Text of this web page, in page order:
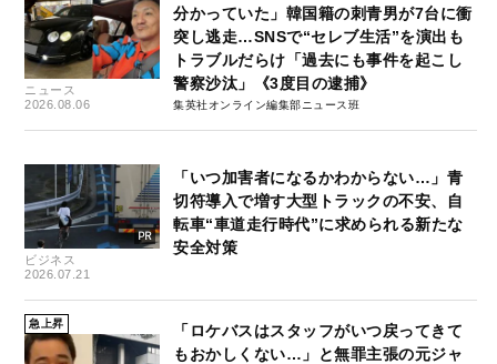
ニュース
2026.08.06
分かっていた」韓国籍の刺青男が7台に衝
突し逃走…SNSで“セレブ生活”を演出も
トラブルだらけ「過去にも事件を起こし
警察沙汰」《3度目の逮捕》
集英社オンライン編集部ニュース班
ビジネス
2026.07.21
「いつ加害者になるかわからない…」青
切符導入で増す大型トラックの不安、自
転車“車道走行時代”に求められる新たな
安全対策
急上昇
「ロケバスはスタッフがいつ戻ってきて
もおかしくない…」と無罪主張の元ジャ